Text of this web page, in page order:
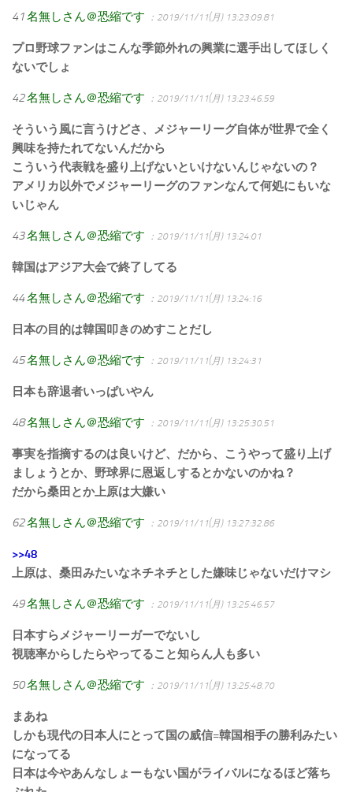
41名無しさん＠恐縮です ：2019/11/11(月) 13:23:09.81
プロ野球ファンはこんな季節外れの興業に選手出してほしく
ないでしょ
42名無しさん＠恐縮です ：2019/11/11(月) 13:23:46.59
そういう風に言うけどさ、メジャーリーグ自体が世界で全く
興味を持たれてないんだから
こういう代表戦を盛り上げないといけないんじゃないの？
アメリカ以外でメジャーリーグのファンなんて何処にもいな
いじゃん
43名無しさん＠恐縮です ：2019/11/11(月) 13:24:01
韓国はアジア大会で終了してる
44名無しさん＠恐縮です ：2019/11/11(月) 13:24:16
日本の目的は韓国叩きのめすことだし
45名無しさん＠恐縮です ：2019/11/11(月) 13:24:31
日本も辞退者いっぱいやん
48名無しさん＠恐縮です ：2019/11/11(月) 13:25:30.51
事実を指摘するのは良いけど、だから、こうやって盛り上げ
ましょうとか、野球界に恩返しするとかないのかね？
だから桑田とか上原は大嫌い
62名無しさん＠恐縮です ：2019/11/11(月) 13:27:32.86
>>48
上原は、桑田みたいなネチネチとした嫌味じゃないだけマシ
49名無しさん＠恐縮です ：2019/11/11(月) 13:25:46.57
日本すらメジャーリーガーでないし
視聴率からしたらやってること知らん人も多い
50名無しさん＠恐縮です ：2019/11/11(月) 13:25:48.70
まあね
しかも現代の日本人にとって国の威信=韓国相手の勝利みたい
になってる
日本は今やあんなしょーもない国がライバルになるほど落ち